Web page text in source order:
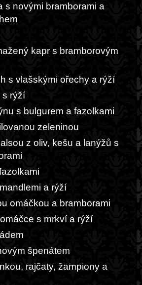
s novými bramborami a
kapr s bramborovým
s vlašskými ořechy a rýží
s rýží
s bulgurem a fazolkami
zeleninou
z oliv, kešu a lanýžů s
a rýží
omáčkou a bramborami
s mrkví a rýží
špenátem
rajčaty, žampiony a